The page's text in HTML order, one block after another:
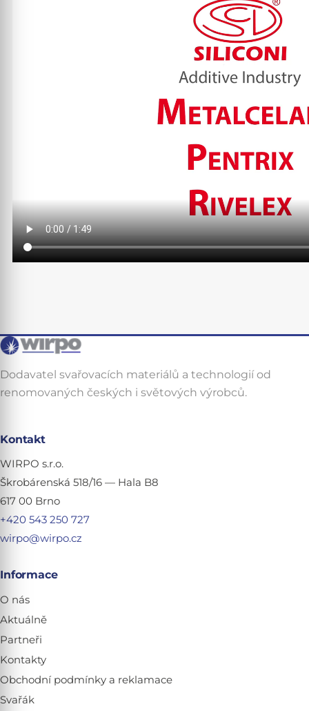
Dodavatel svařovacích materiálů a technologií od
renomovaných českých i světových výrobců.
Kontakt
WIRPO s.r.o.
Škrobárenská 518/16 — Hala B8
617 00 Brno
+420 543 250 727
wirpo@wirpo.cz
Informace
O nás
Aktuálně
Partneři
Kontakty
Obchodní podmínky a reklamace
Svařák